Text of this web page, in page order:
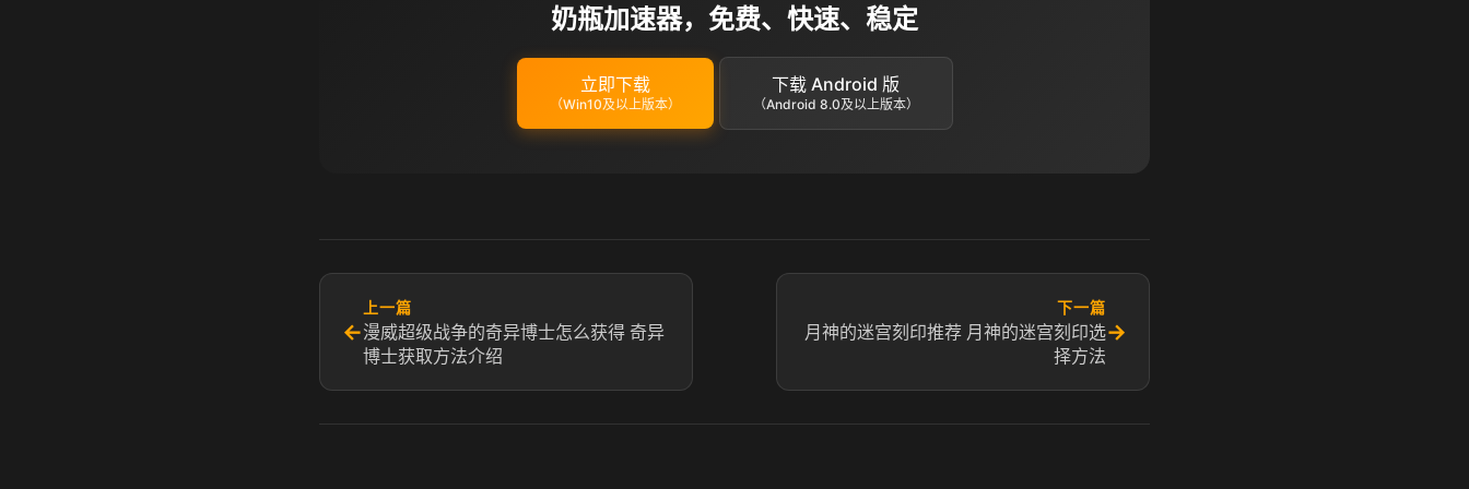
奶瓶加速器，免费、快速、稳定
立即下载
（Win10及以上版本）
下载 Android 版
（Android 8.0及以上版本）
←
上一篇
漫威超级战争的奇异博士怎么获得 奇异
博士获取方法介绍
下一篇
月神的迷宫刻印推荐 月神的迷宫刻印选
择方法
→